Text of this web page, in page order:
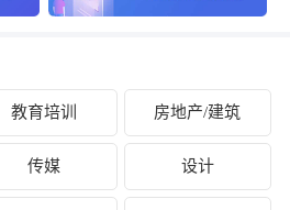
教育培训 房地产/建筑
传媒 设计